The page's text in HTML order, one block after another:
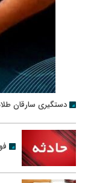
دستگیری سارقان
فوت